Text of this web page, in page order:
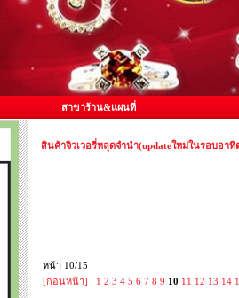
สาขาร้าน&แผนที่
สินค้าจิวเวอรี่หลุดจำนำ(updateใหม่ในรอบอาทิ
หน้า 10/15
[ก่อนหน้า]
1 2 3 4 5 6 7 8 9 10 11 12 13 14